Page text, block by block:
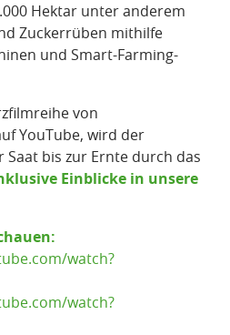
Hektar unter anderem
Zuckerrüben mithilfe
und Smart-Farming-
von
YouTube, wird der
bis zur Ernte durch das
Einblicke in unsere
watch?
watch?